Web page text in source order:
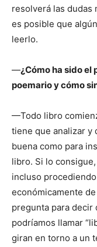
resolverá las dudas
es posible que
leerlo.
—¿Cómo ha sido el
poemario y cómo
—Todo libro
tiene que analizar y
buena como para
libro. Si lo
incluso
económicamente
pregunta para decir
podríamos llamar
giran en torno a un